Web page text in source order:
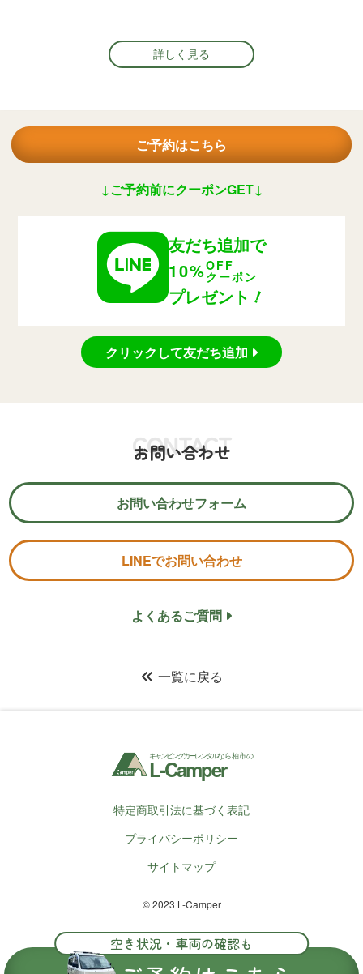
空き状況・車両の確認も
詳しく見る
ご予約はこちら
↓ご予約前にクーポンGET↓
友だち追加で
10%OFF
クーポン
プレゼント！
クリックして友だち追加
お問い合わせ
CONTACT
お問い合わせフォーム
LINEでお問い合わせ
よくあるご質問
一覧に戻る
キャンピングカーレンタルなら柏市の
L-Camper
特定商取引法に基づく表記
プライバシーポリシー
サイトマップ
© 2023 L-Camper